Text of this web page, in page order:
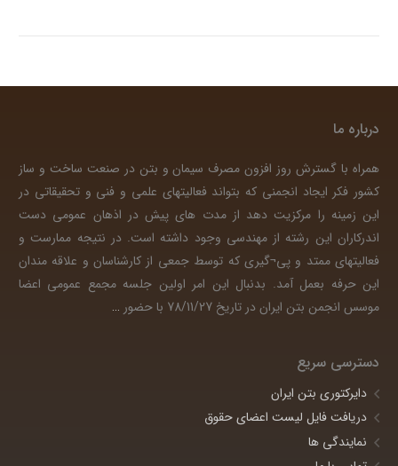
درباره ما
همراه با گسترش روز افزون مصرف سیمان و بتن در صنعت ساخت و ساز
کشور فکر ایجاد انجمنی که بتواند فعالیتهای علمی و فنی و تحقیقاتی در
این زمینه را مرکزیت دهد از مدت های پیش در اذهان عمومی دست
اندرکاران این رشته از مهندسی وجود داشته است. در نتیجه ممارست و
فعالیتهای ممتد و پی¬گیری که توسط جمعی از کارشناسان و علاقه مندان
این حرفه بعمل آمد. بدنبال این امر اولین جلسه مجمع عمومی اعضا
موسس انجمن بتن ایران در تاریخ 78/11/27 با حضور
…
دسترسی سریع
دایرکتوری بتن ایران
دریافت فایل لیست اعضای حقوق
نمایندگی ها